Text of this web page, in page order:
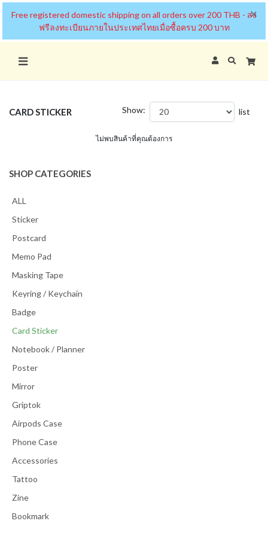
Free registered domestic shipping on all orders over 200 THB - ส่ง
ฟรีลงทะเบียนภายในประเทศไทยเมื่อซื้อครบ 200 บาท
×
SHOP CATEGORIES
ALL
Sticker
Postcard
Memo Pad
Masking Tape
Keyring / Keychain
Badge
Card Sticker
Notebook / Planner
Poster
Mirror
Griptok
Airpods Case
Phone Case
Accessories
Tattoo
Zine
Bookmark
CARD STICKER Show: list
ไม่พบสินค้าที่คุณต้องการ